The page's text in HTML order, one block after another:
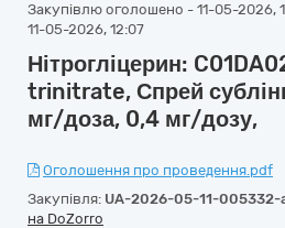
Закупівлю оголошено - 11-05-2026,
11-05-2026, 12:07
Нітрогліцерин:
trinitrate, Спрей
мг/доза, 0,4 мг/дозу,
Оголошення про проведення.pdf
Закупівля: UA-2026-05-11-005332-
на DoZorro